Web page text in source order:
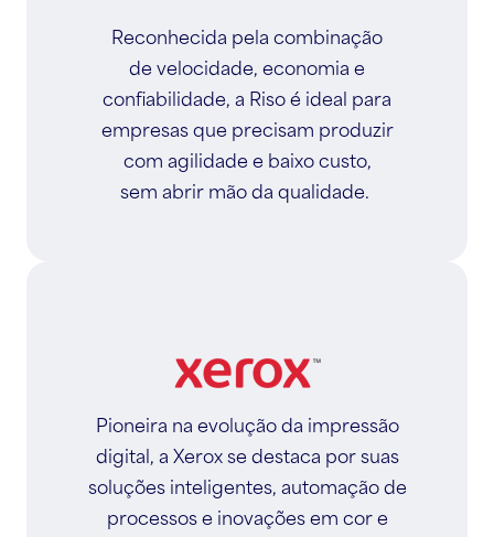
Reconhecida pela combinação
de velocidade, economia e
confiabilidade, a Riso é ideal para
empresas que precisam produzir
com agilidade e baixo custo,
sem abrir mão da qualidade.
Pioneira na evolução da impressão
digital, a Xerox se destaca por suas
soluções inteligentes, automação de
processos e inovações em cor e